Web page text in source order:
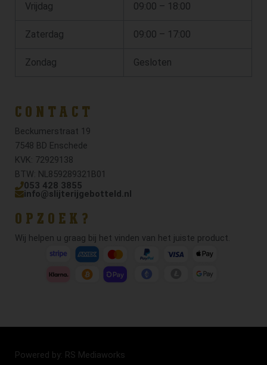
Vrijdag 09:00 – 18:00
Zaterdag 09:00 – 17:00
Zondag Gesloten
CONTACT
Beckumerstraat 19
7548 BD Enschede
KVK: 72929138
BTW: NL859289321B01
053 428 3855
info@slijterijgebotteld.nl
OPZOEK?
Wij helpen u graag bij het vinden van het juiste product.
Powered by: RS Mediaworks